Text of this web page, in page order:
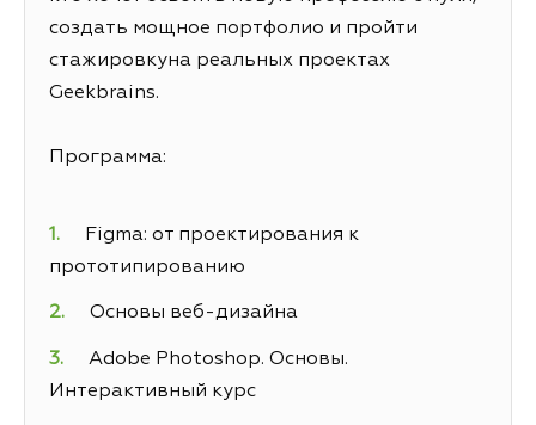
создать мощное портфолио и пройти
стажировкуна реальных проектах
Geekbrains.
Программа:
Figma: от проектирования к
прототипированию
Основы веб-дизайна
Adobe Photoshop. Основы.
Интерактивный курс